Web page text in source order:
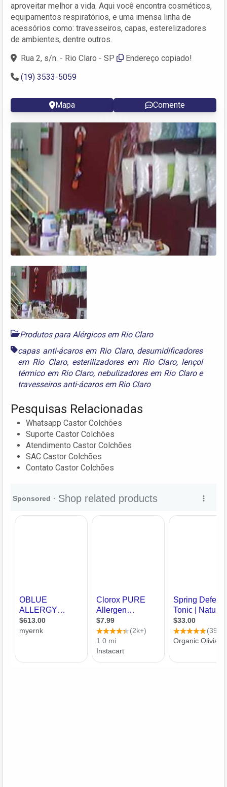
aproveitar melhor a vida. Aqui você encontra cosméticos,
equipamentos respiratórios, e uma imensa linha de
acessórios como: travesseiros, capas, esterelizadores
de ambientes, dentre outros.
Rua 2, s/n. - Rio Claro - SP
Endereço copiado!
(19) 3533-5059
Mapa Comente
Produtos para Alérgicos em Rio Claro
capas anti-ácaros em Rio Claro, desumidificadores
em Rio Claro, esterilizadores em Rio Claro, lençol
térmico em Rio Claro, nebulizadores em Rio Claroe
travesseiros anti-ácaros em Rio Claro
Pesquisas Relacionadas
Whatsapp Castor Colchões
Suporte Castor Colchões
Atendimento Castor Colchões
SAC Castor Colchões
Contato Castor Colchões